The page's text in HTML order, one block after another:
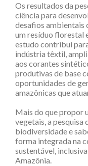
Os resultados da
ciência para
desafios ambientais
um resíduo florestal
estudo contribui
indústria têxtil,
aos corantes
produtivas de base
oportunidades de
amazônicas que
Mais do que propor
vegetais, a pesquisa
biodiversidade e
forma integrada na
sustentável,
Amazônia.